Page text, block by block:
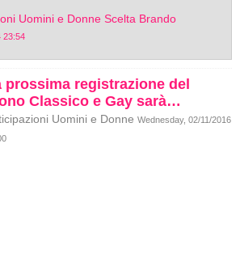
Uomini e Donne Scelta Brando
23:54
prossima registrazione del
Classico e Gay sarà…
Uomini e Donne Wednesday, 02/11/2016